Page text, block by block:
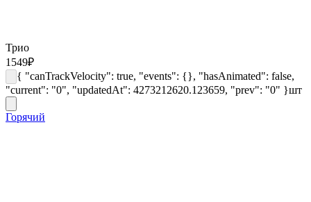
Трио
1549₽
{ "canTrackVelocity": true, "events": {}, "hasAnimated": false,
"current": "0", "updatedAt": 4273212620.123659, "prev": "0" }шт
Горячий